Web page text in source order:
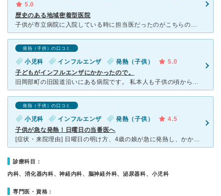
5.0
歴史のある地域密着型医院
子供が市立病院に入院している時に担当医だったのがこちらの若先生で、とてもお世話になりました。 退院してからはお会いすることもなかったのですが、偶然休日当番医でこちらの病院にかかったときに子供が診察を
発熱（子供）の口コミ
小児科 インフルエンザ 発熱（子供）
5.0
子どもがインフルエンザにかかったので。
旧岡部町の旧国道沿いにある病院です。 私本人も子供の頃から通っており、この辺りでは老舗的な病院です。 今回は５歳の娘が急に発熱した為、電話で状況を説明してから伺いました。 幼稚園で、インフル
発熱（子供）の口コミ
小児科 インフルエンザ 発熱（子供）
4.5
子供が急な発熱！日曜日の当番医へ
[症状・来院理由] 日曜日の明け方、4歳の娘が急に発熱し、かかりつけの小児科が休診日だったため、当番医であった三輪医院へ。 [医師の診断・治療法] 急な発熱だったので、鼻水を採取し15分ほど待っ
診療科目：
内科、消化器内科、神経内科、脳神経外科、泌尿器科、小児科
専門医・資格：